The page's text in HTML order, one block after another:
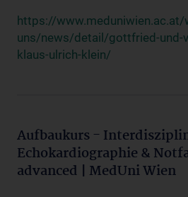
https://www.meduniwien.ac.at/
uns/news/detail/gottfried-und-
klaus-ulrich-klein/
Aufbaukurs -
Echokardiographie &
advanced | MedUni Wien